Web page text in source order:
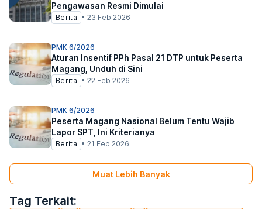
Tag Terkait:
Pengawasan Resmi Dimulai
Berita • 23 Feb 2026
PMK 6/2026
Aturan Insentif PPh Pasal 21 DTP untuk Peserta
Magang, Unduh di Sini
Berita • 22 Feb 2026
PMK 6/2026
Peserta Magang Nasional Belum Tentu Wajib
Lapor SPT, Ini Kriterianya
Berita • 21 Feb 2026
Muat Lebih Banyak